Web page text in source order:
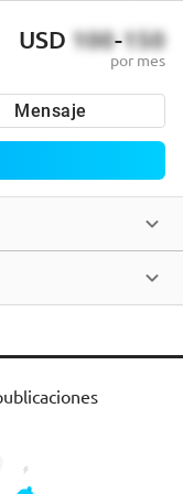
USD 100-150
por mes
Mensaje